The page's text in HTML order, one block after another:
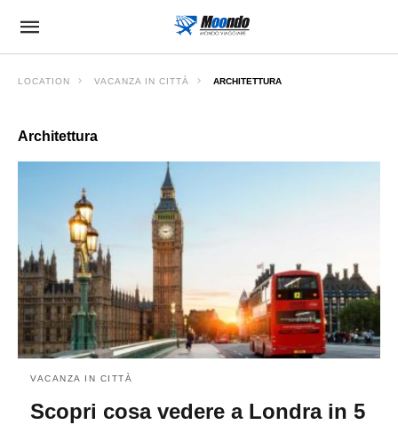
LOCATION VACANZA IN CITTÀ ARCHITETTURA
Architettura
VACANZA IN CITTÀ
Scopri cosa vedere a Londra in 5